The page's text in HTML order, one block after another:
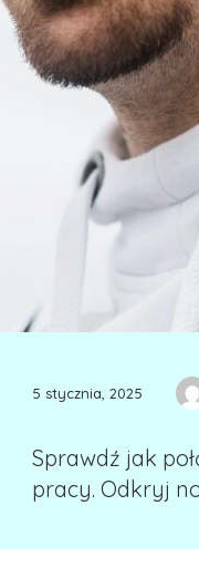
5 stycznia, 2025
Sprawdź jak
pracy. Odkryj